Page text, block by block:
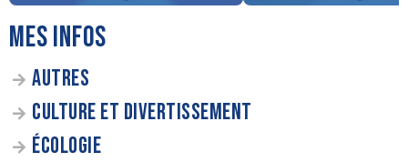
MES INFOS
AUTRES
CULTURE ET DIVERTISSEMENT
ÉCOLOGIE